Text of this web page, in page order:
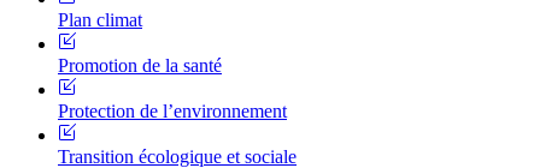
Plan climat
Promotion de la santé
Protection de l’environnement
Transition écologique et sociale